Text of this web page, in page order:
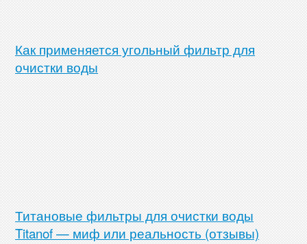
Как применяется угольный фильтр для
очистки воды
Титановые фильтры для очистки воды
Titanof — миф или реальность (отзывы)